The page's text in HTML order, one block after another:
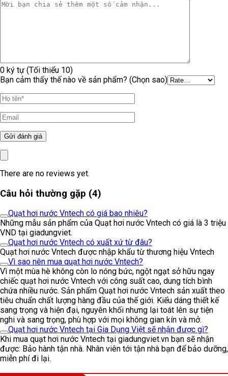
0 ký tự (Tối thiểu 10)
Bạn cảm thấy thế nào về sản phẩm? (Chọn sao)
There are no reviews yet.
Câu hỏi thường gặp (4)
Quạt hơi nước Vntech có giá bao nhiêu?
Những mẫu sản phẩm của Quạt hơi nước Vntech có giá là 3 triệu
VND tại giadungviet.
Quạt hơi nước Vntech có xuất xứ từ đâu?
Quạt hơi nước Vntech được nhập khẩu từ thương hiệu Vntech
Vì sao nên mua quạt hơi nước Vntech?
Vì một mùa hè không còn lo nóng bức, ngột ngạt sở hữu ngay
chiếc quạt hơi nước Vntech với công suất cao, dung tích bình
chứa nhiều nước. Sản phẩm Quạt hơi nước Vntech sản xuất theo
tiêu chuẩn chất lượng hàng đầu của thế giới. Kiểu dáng thiết kế
sang trọng và hiện đại, nguyên khối nhưng lại toát lên sự tiện
nghi và sang trọng, phù hợp với mọi không gian kín và mở.
Quạt hơi nước Vntech tại Gia Dụng Việt sẽ nhận được gì?
Khi mua quạt hơi nước Vntech tại giadungviet.vn bạn sẽ nhận
được: Bảo hành tận nhà. Nhân viên tới tận nhà bạn để bảo dưỡng,
miễn phí đi lại.